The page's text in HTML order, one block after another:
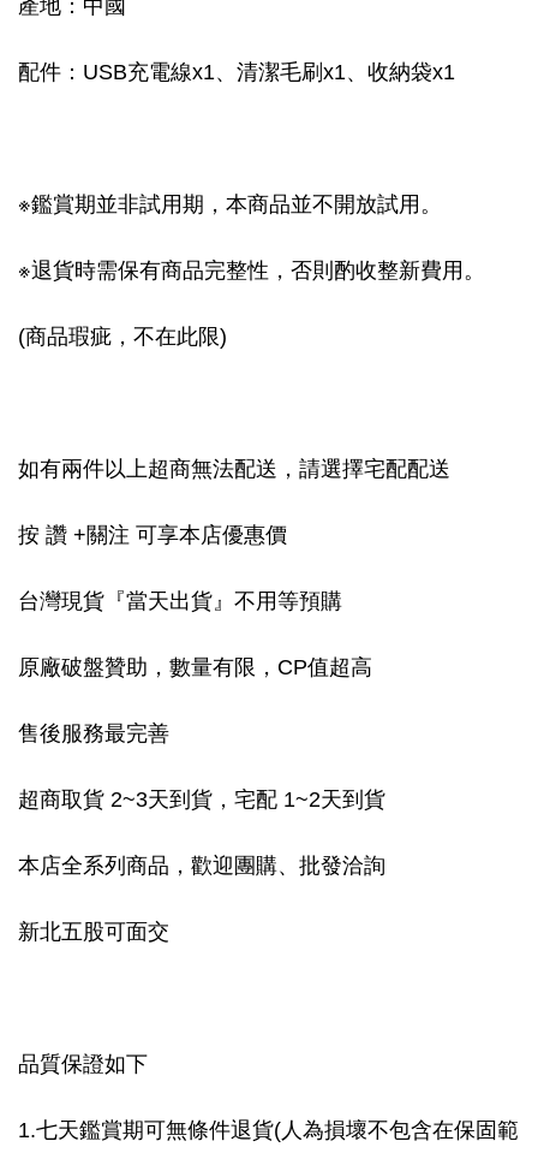
產地：中國
配件：USB充電線x1、清潔毛刷x1、收納袋x1
※鑑賞期並非試用期，本商品並不開放試用。
※退貨時需保有商品完整性，否則酌收整新費用。
(商品瑕疵，不在此限)
如有兩件以上超商無法配送，請選擇宅配配送
按 讚 +關注 可享本店優惠價
台灣現貨『當天出貨』不用等預購
原廠破盤贊助，數量有限，CP值超高
售後服務最完善
超商取貨 2~3天到貨，宅配 1~2天到貨
本店全系列商品，歡迎團購、批發洽詢
新北五股可面交
品質保證如下
1.七天鑑賞期可無條件退貨(人為損壞不包含在保固範